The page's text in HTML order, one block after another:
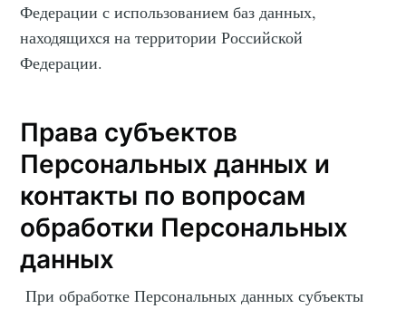
Федерации с использованием баз данных,
находящихся на территории Российской
Федерации.
Права субъектов
Персональных данных и
контакты по вопросам
обработки Персональных
данных
При обработке Персональных данных субъекты